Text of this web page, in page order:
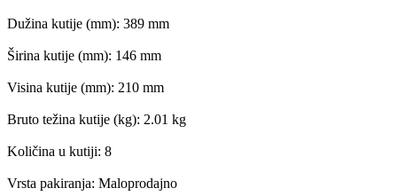
Dužina kutije (mm): 389 mm
Širina kutije (mm): 146 mm
Visina kutije (mm): 210 mm
Bruto težina kutije (kg): 2.01 kg
Količina u kutiji: 8
Vrsta pakiranja: Maloprodajno